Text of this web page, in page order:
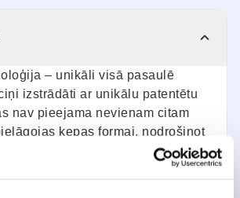
– unikāli visā pasaulē
izstrādāti ar unikālu patentētu
nav pieejama nevienam citam
ķepas formai, nodrošinot
un komfortu.